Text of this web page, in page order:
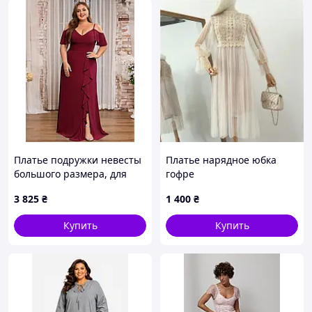
Платье подружки невесты
большого размера, для
невесты, вечернее платье,
платье матери невесты,
вечернее платье
3 825 ₴
Купить
Платье нарядное юбка
гофре
1 400 ₴
Купить